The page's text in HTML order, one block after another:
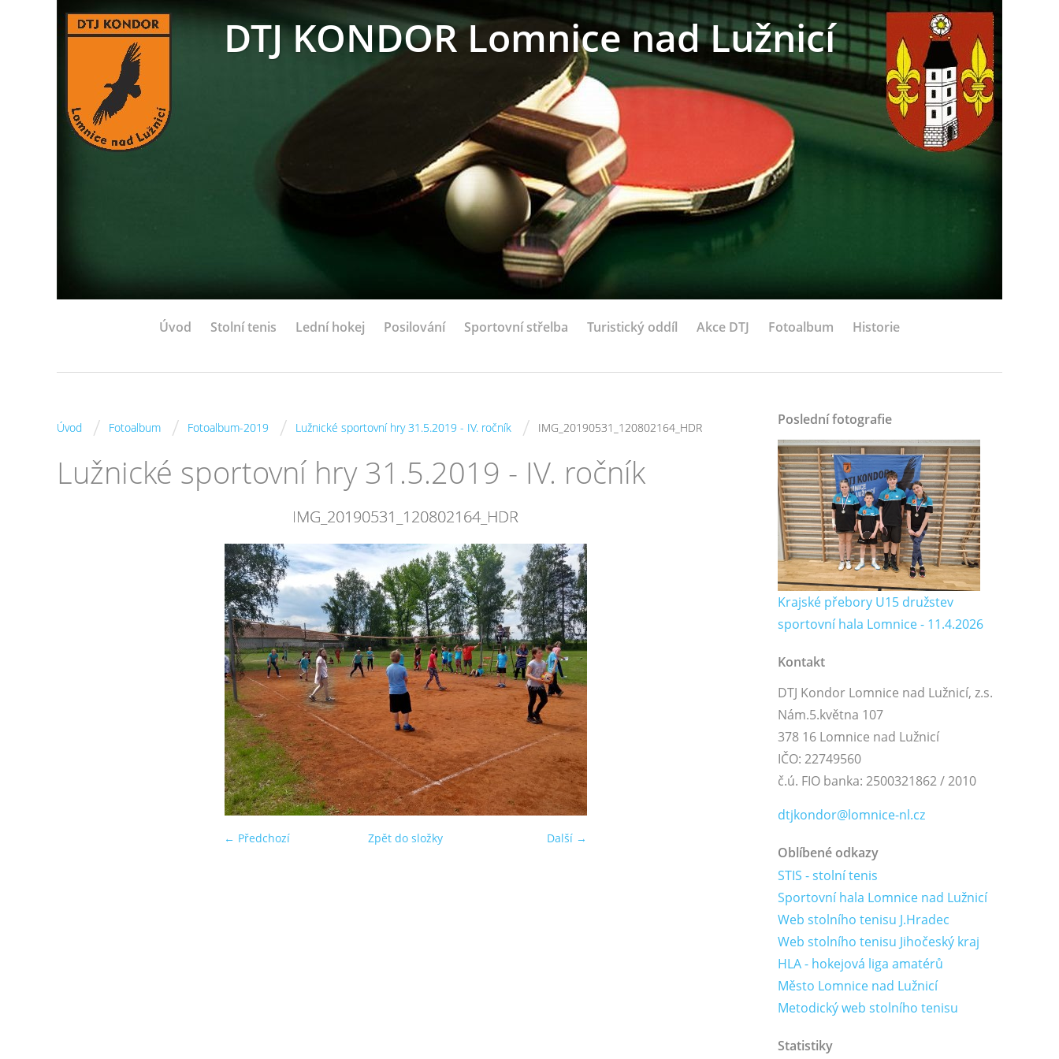
DTJ KONDOR Lomnice nad Lužnicí
Úvod Stolní tenis Lední hokej Posilování Sportovní střelba Turistický oddíl Akce DTJ Fotoalbum Historie
Úvod / Fotoalbum / Fotoalbum-2019 / Lužnické sportovní hry 31.5.2019 - IV. ročník / IMG_20190531_120802164_HDR
Lužnické sportovní hry 31.5.2019 - IV. ročník
IMG_20190531_120802164_HDR
← Předchozí Další →
Zpět do složky
Poslední fotografie
Krajské přebory U15 družstev
sportovní hala Lomnice - 11.4.2026
Kontakt
DTJ Kondor Lomnice nad Lužnicí, z.s.
Nám.5.května 107
378 16 Lomnice nad Lužnicí
IČO: 22749560
č.ú. FIO banka: 2500321862 / 2010
dtjkondor@lomnice-nl.cz
Oblíbené odkazy
STIS - stolní tenis
Sportovní hala Lomnice nad Lužnicí
Web stolního tenisu J.Hradec
Web stolního tenisu Jihočeský kraj
HLA - hokejová liga amatérů
Město Lomnice nad Lužnicí
Metodický web stolního tenisu
Statistiky